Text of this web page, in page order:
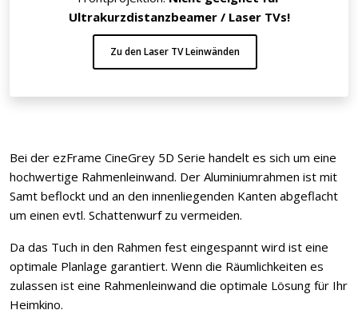
Ultrakurzdistanzbeamer / Laser TVs!
Zu den Laser TV Leinwänden
Bei der ezFrame CineGrey 5D Serie handelt es sich um eine
hochwertige Rahmenleinwand. Der Aluminiumrahmen ist mit
Samt beflockt und an den innenliegenden Kanten abgeflacht
um einen evtl. Schattenwurf zu vermeiden.
Da das Tuch in den Rahmen fest eingespannt wird ist eine
optimale Planlage garantiert. Wenn die Räumlichkeiten es
zulassen ist eine Rahmenleinwand die optimale Lösung für Ihr
Heimkino.